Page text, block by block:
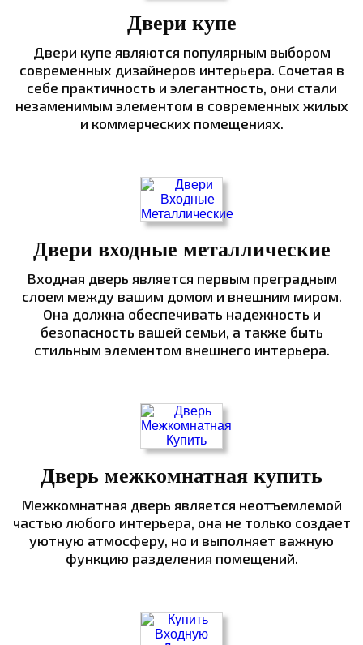
Двери купе
Двери купе являются популярным выбором
современных дизайнеров интерьера. Сочетая в
себе практичность и элегантность, они стали
незаменимым элементом в современных жилых
и коммерческих помещениях.
Двери входные металлические
Входная дверь является первым преградным
слоем между вашим домом и внешним миром.
Она должна обеспечивать надежность и
безопасность вашей семьи, а также быть
стильным элементом внешнего интерьера.
Дверь межкомнатная купить
Межкомнатная дверь является неотъемлемой
частью любого интерьера, она не только создает
уютную атмосферу, но и выполняет важную
функцию разделения помещений.